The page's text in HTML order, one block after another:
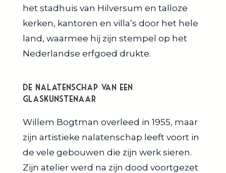
het stadhuis van Hilversum en talloze
kerken, kantoren en villa’s door het hele
land, waarmee hij zijn stempel op het
Nederlandse erfgoed drukte.
De Nalatenschap van een
Glaskunstenaar
Willem Bogtman overleed in 1955, maar
zijn artistieke nalatenschap leeft voort in
de vele gebouwen die zijn werk sieren.
Zijn atelier werd na zijn dood voortgezet